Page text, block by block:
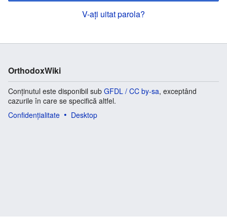
V-ați uitat parola?
OrthodoxWiki
Conținutul este disponibil sub GFDL / CC by-sa, exceptând
cazurile în care se specifică altfel.
Confidențialitate
Desktop